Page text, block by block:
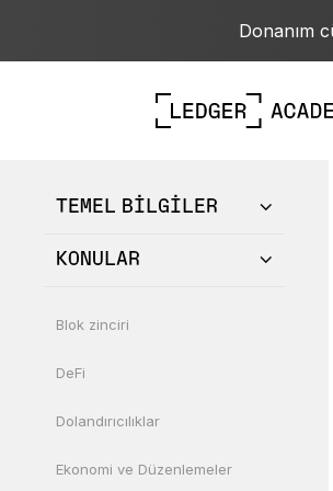
Donanım
TEMEL BİLGİLER
KONULAR
Blok zinciri
DeFi
Dolandırıcılıklar
Ekonomi ve Düzenlemeler